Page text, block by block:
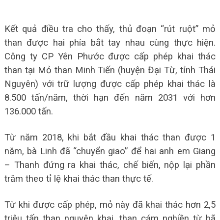
Kết quả điều tra cho thấy, thủ đoạn “rút ruột” mỏ
than được hai phía bắt tay nhau cùng thực hiện.
Công ty CP Yên Phước được cấp phép khai thác
than tại Mỏ than Minh Tiến (huyện Đại Từ, tỉnh Thái
Nguyên) với trữ lượng được cấp phép khai thác là
8.500 tấn/năm, thời hạn đến năm 2031 với hơn
136.000 tấn.
Từ năm 2018, khi bắt đầu khai thác than được 1
năm, bà Linh đã “chuyển giao” để hai anh em Giang
– Thanh đứng ra khai thác, chế biến, nộp lại phần
trăm theo tỉ lệ khai thác than thực tế.
Từ khi được cấp phép, mỏ này đã khai thác hơn 2,5